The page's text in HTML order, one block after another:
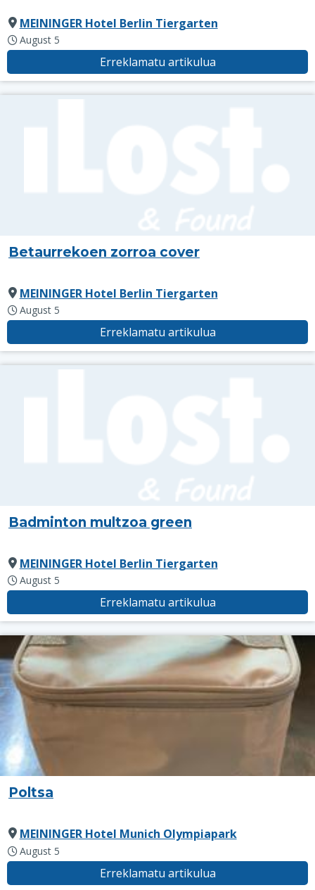
MEININGER Hotel Berlin Tiergarten
August 5
Erreklamatu artikulua
Betaurrekoen zorroa cover
MEININGER Hotel Berlin Tiergarten
August 5
Erreklamatu artikulua
Badminton multzoa green
MEININGER Hotel Berlin Tiergarten
August 5
Erreklamatu artikulua
Poltsa
MEININGER Hotel Munich Olympiapark
August 5
Erreklamatu artikulua